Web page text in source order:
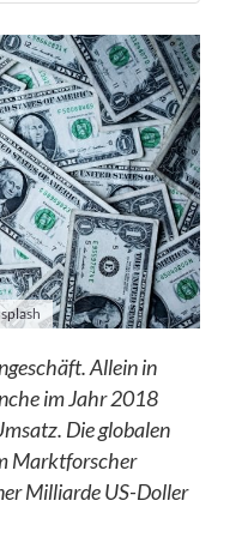
Allein in
im Jahr 2018
Die globalen
Marktforscher
Milliarde US-Doller